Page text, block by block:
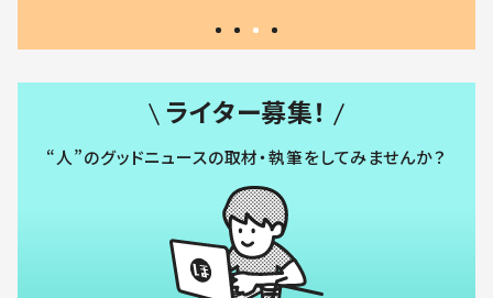
ライター募集！
“人”のグッドニュースの取材・執筆をしてみませんか？